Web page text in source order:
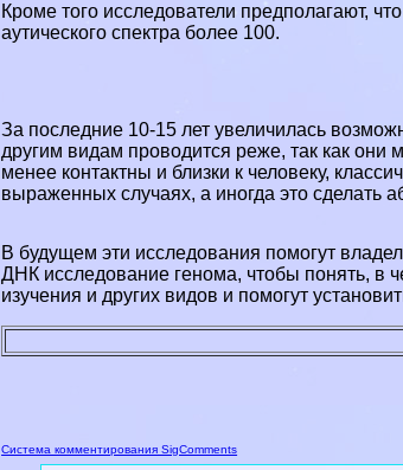
Кроме того исследователи предполагают,
аутического спектра более 100.
За последние 10-15 лет увеличилась
другим видам проводится реже, так как они
менее контактны и близки к человеку,
выраженных случаях, а иногда это сделать
В будущем эти исследования помогут
ДНК исследование генома, чтобы понять, в
изучения и других видов и помогут
Система комментирования SigComments